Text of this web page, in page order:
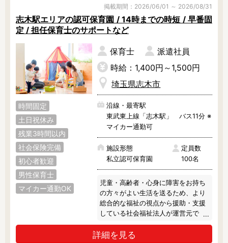
子どもたちの可能性を広げます。
また、ハロウィンやクリスマスは盛
大に行なっているので、本場の雰囲
気を感じられますよ。
掲載期間：2026/06/01 ～ 2026/08/31
志木駅エリアの認可保育園 / 14時までの時短 / 早番固
定 / 担任保育士のサポートなど
時間固定
土日祝休み
残業3時間以内
社会保険完備
初心者歓迎
男性保育士
マイカー通勤OK
保育士
派遣社員
時給：1,400円～1,500円
埼玉県志木市
沿線・最寄駅
東武東上線「志木駅」 バス11分 ※
マイカー通勤可
施設形態
私立認可保育園
定員数
100名
児童・高齢者・心身に障害をお持ち
の方々がよい生活を送るため、より
総合的な福祉の視点から援助・支援
している社会福祉法人が運営元で
す。
詳細を見る
さいたま市で絞り込む
さいたま市 北区
大宮区 中央区
桜区 南区
緑区
その他の地域で絞り込む
朝霞市